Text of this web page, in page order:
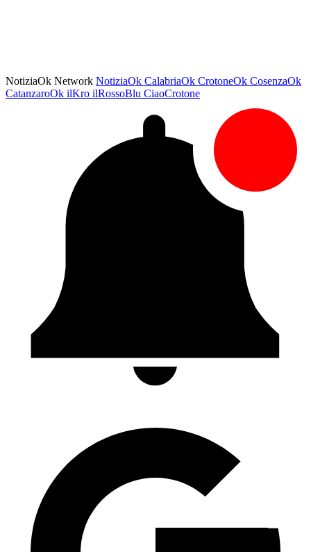
NotiziaOk Network NotiziaOk CalabriaOk CrotoneOk CosenzaOk
CatanzaroOk ilKro ilRossoBlu CiaoCrotone